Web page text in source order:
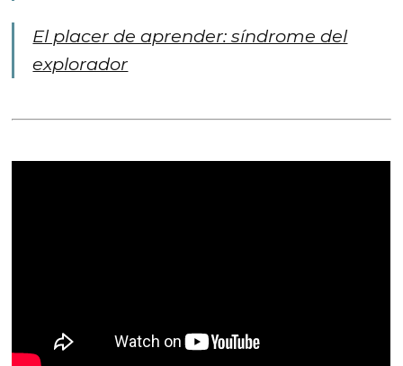
El placer de aprender: síndrome del
explorador